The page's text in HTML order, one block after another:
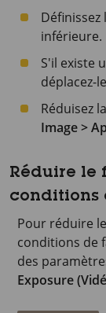
inférieure.
S'il existe
déplacez-
Réduisez
Image >
Réduire le
conditions
Pour réduire
conditions de
des
Exposure